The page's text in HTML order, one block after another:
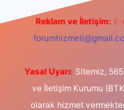
Reklam ve İletişim:
Yasal Uyarı: Sitemiz,
ve İletişim Kurumu
olarak hizmet